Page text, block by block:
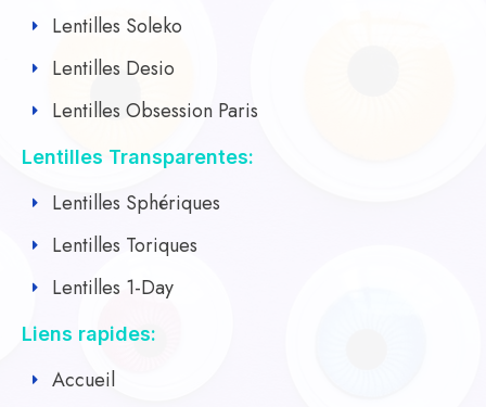
Lentilles Soleko
Lentilles Desio
Lentilles Obsession Paris
Lentilles Transparentes:
Lentilles Sphériques
Lentilles Toriques
Lentilles 1-Day
Liens rapides:
Accueil